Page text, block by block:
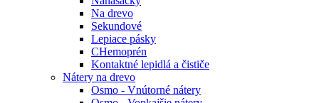
Na drevo
Sekundové
Lepiace pásky
CHemoprén
Kontaktné lepidlá a čističe
Nátery na drevo
Osmo - Vnútorné nátery